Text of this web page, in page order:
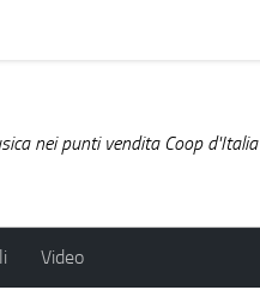
nei punti vendita Coop d'Italia
Video